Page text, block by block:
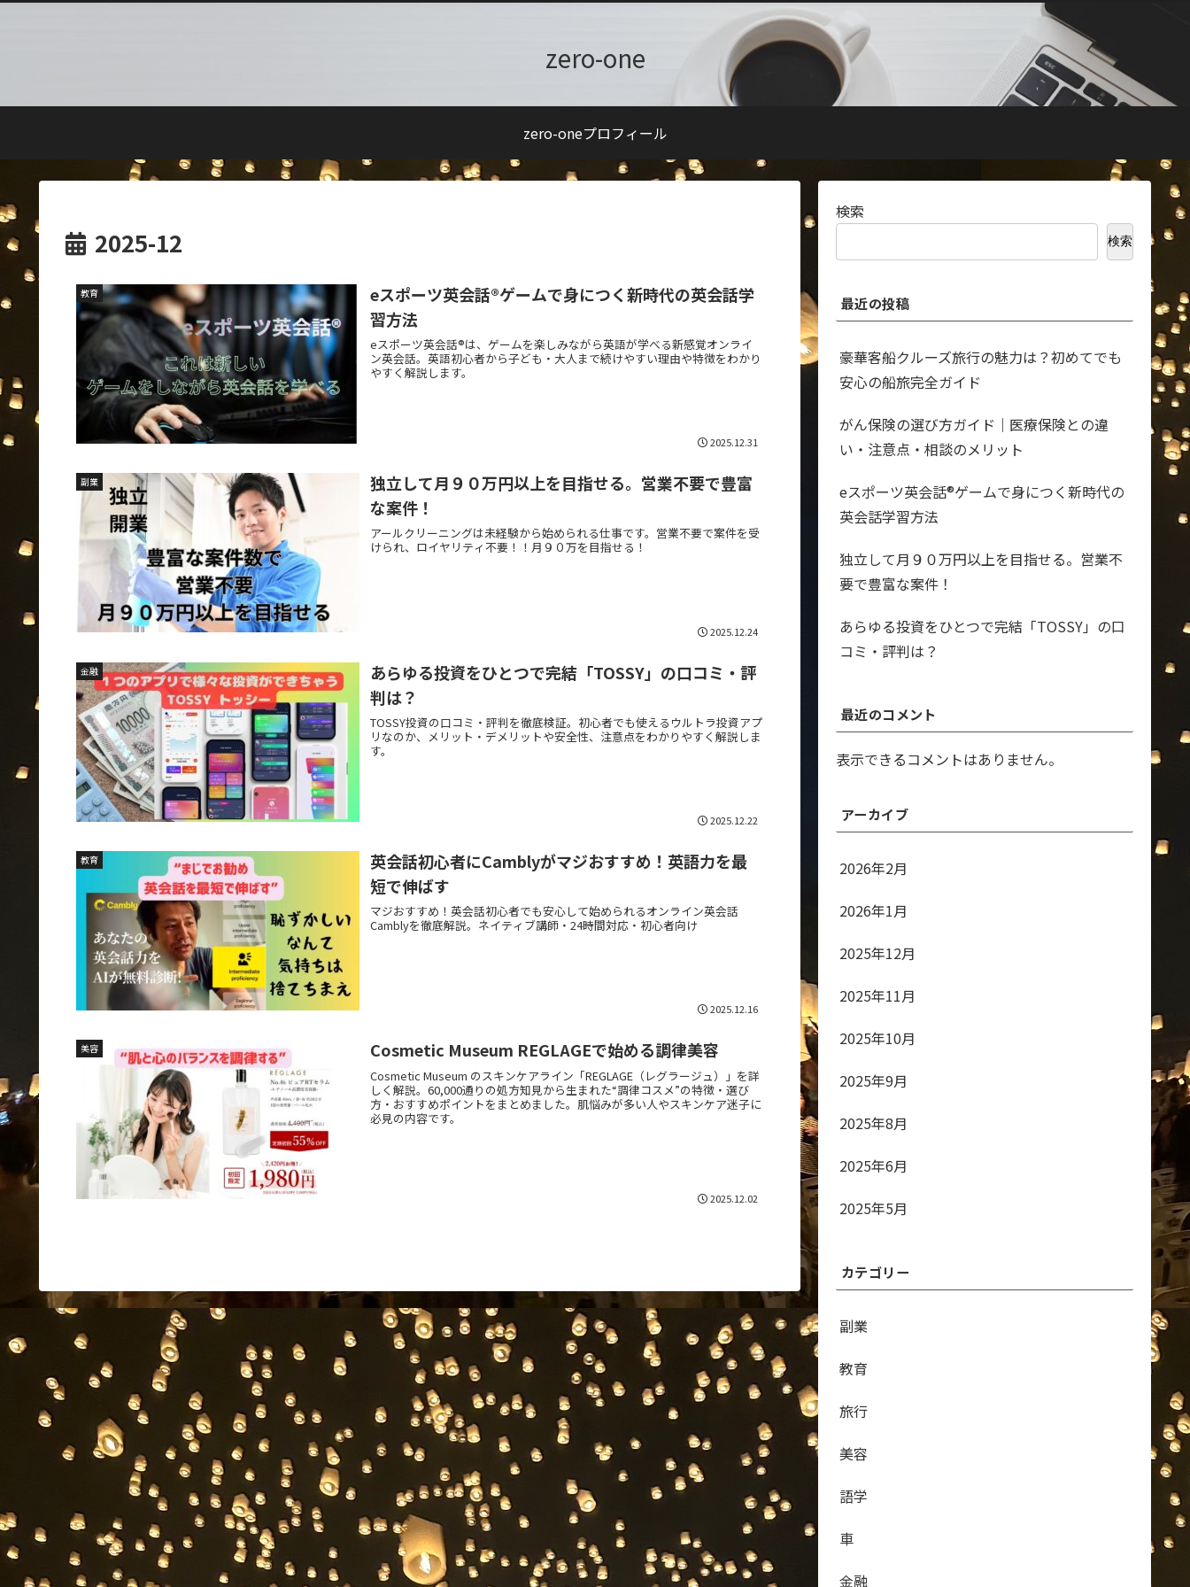
zero-one
zero-oneプロフィール
2025-12
教育
eスポーツ英会話®︎ゲームで身につく新時代の英会話学
習方法
eスポーツ英会話®︎は、ゲームを楽しみながら英語が学べる新感覚オンライ
ン英会話。英語初心者から子ども・大人まで続けやすい理由や特徴をわかり
やすく解説します。
2025.12.31
副業
独立して月９０万円以上を目指せる。営業不要で豊富
な案件！
アールクリーニングは未経験から始められる仕事です。営業不要で案件を受
けられ、ロイヤリティ不要！！月９０万を目指せる！
2025.12.24
金融
あらゆる投資をひとつで完結「TOSSY」の口コミ・評
判は？
TOSSY投資の口コミ・評判を徹底検証。初心者でも使えるウルトラ投資アプ
リなのか、メリット・デメリットや安全性、注意点をわかりやすく解説しま
す。
2025.12.22
教育
英会話初心者にCamblyがマジおすすめ！英語力を最
短で伸ばす
マジおすすめ！英会話初心者でも安心して始められるオンライン英会話
Camblyを徹底解説。ネイティブ講師・24時間対応・初心者向け
2025.12.16
美容 Cosmetic Museum REGLAGEで始める調律美容
Cosmetic Museum のスキンケアライン「REGLAGE（レグラージュ）」を詳
しく解説。60,000通りの処方知見から生まれた“調律コスメ”の特徴・選び
方・おすすめポイントをまとめました。肌悩みが多い人やスキンケア迷子に
必見の内容です。
2025.12.02
検索
検索
最近の投稿
豪華客船クルーズ旅行の魅力は？初めてでも
安心の船旅完全ガイド
がん保険の選び方ガイド｜医療保険との違
い・注意点・相談のメリット
eスポーツ英会話®︎ゲームで身につく新時代の
英会話学習方法
独立して月９０万円以上を目指せる。営業不
要で豊富な案件！
あらゆる投資をひとつで完結「TOSSY」の口
コミ・評判は？
最近のコメント
表示できるコメントはありません。
アーカイブ
2026年2月
2026年1月
2025年12月
2025年11月
2025年10月
2025年9月
2025年8月
2025年6月
2025年5月
カテゴリー
副業
教育
旅行
美容
語学
車
金融